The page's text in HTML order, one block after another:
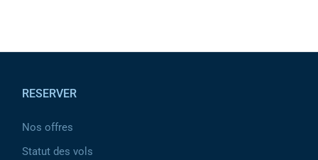
RESERVER
Nos offres
Statut des vols